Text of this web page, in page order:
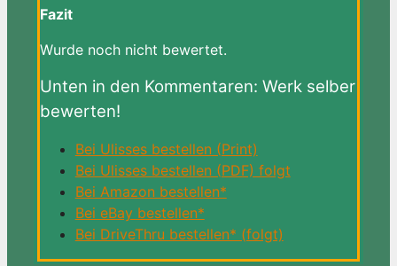
Fazit
Wurde noch nicht bewertet.
Unten in den Kommentaren: Werk selber
bewerten!
Bei Ulisses bestellen (Print)
Bei Ulisses bestellen (PDF) folgt
Bei Amazon bestellen*
Bei eBay bestellen*
Bei DriveThru bestellen* (folgt)